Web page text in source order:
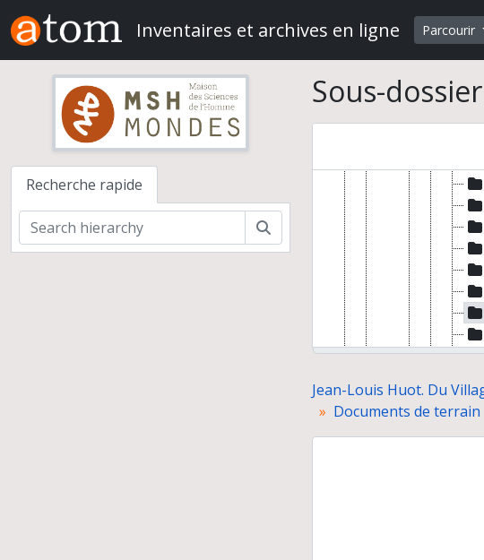
Skip to main content
Inventaires et archives en ligne Parcourir
Recherche rapide
Rechercher
Sous-
Rapports
Préparation
Jean-Louis Huot. Du
Documents de terrain